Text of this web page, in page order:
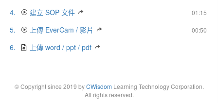
4.
01:15
建立 SOP 文件
5.
00:50
上傳 EverCam / 影片
6.
上傳 word / ppt / pdf
© Copyright since 2019 byCWisdomLearning Technology Corporation.
All rights reserved.